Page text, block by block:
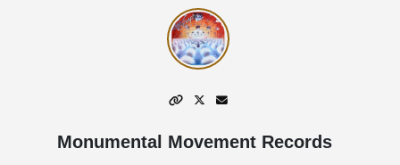
Monumental Movement Records